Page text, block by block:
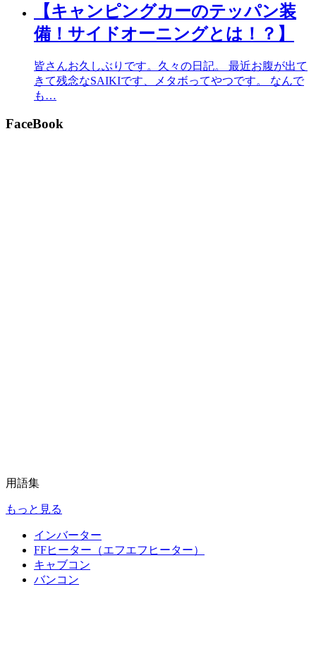
【キャンピングカーのテッパン装
備！サイドオーニングとは！？】
皆さんお久しぶりです。久々の日記。 最近お腹が出て
きて残念なSAIKIです、メタボってやつです。 なんで
も…
FaceBook
用語集
もっと見る
インバーター
FFヒーター（エフエフヒーター）
キャブコン
バンコン